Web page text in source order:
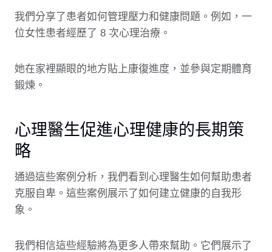
我們分享了患者如何管理壓力和健康問題。例如，一
位女性患者經歷了 8 次心理治療。
她在家裡顯眼的地方貼上康復進度，並參與定期體育
鍛煉。
心理醫生促進心理健康的長期策
略
通過這些案例分析，我們看到心理醫生如何幫助患者
克服自卑。這些案例展示了如何建立健康的自我形
象。
我們相信這些經驗將為更多人帶來幫助。它們展示了